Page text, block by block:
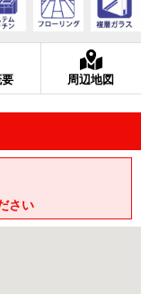
周辺地図
さい